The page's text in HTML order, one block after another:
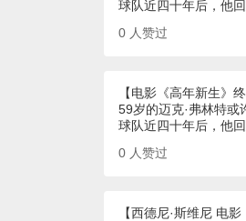
球队近四十年后，他
0 人赞过
【电影《高年新生》
59岁的迈克·弗林特
球队近四十年后，他
0 人赞过
【西德尼·斯维尼 电